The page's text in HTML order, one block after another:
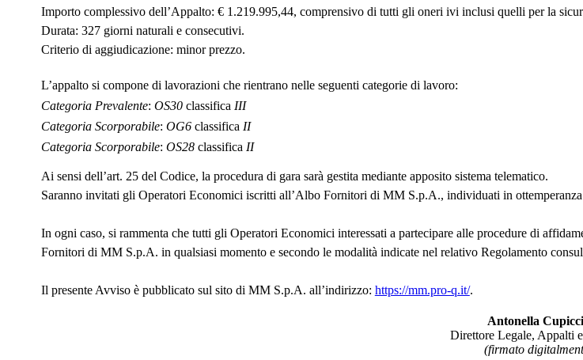
Importo complessivo dell’Appalto: € 1.219.995,44, comprensivo di tutti gli oneri ivi inclusi quelli per la
Durata: 327 giorni naturali e consecutivi.
Criterio di aggiudicazione: minor prezzo.
L’appalto si compone di lavorazioni che rientrano nelle seguenti categorie di lavoro:
Categoria Prevalente: OS30 classifica III
Categoria Scorporabile: OG6classifica II
Categoria Scorporabile: OS28classifica II
Ai sensi dell’art. 25 del Codice, la procedura di gara sarà gestita mediante apposito sistema telematico.
Saranno invitati gli Operatori Economici iscritti all’Albo Fornitori di MM S.p.A., individuati in ottemperanza
In ogni caso, si rammenta che tutti gli Operatori Economici interessati a partecipare alle procedure di
Fornitori di MM S.p.A. in qualsiasi momento e secondo le modalità indicate nel relativo Regolamento
Il presente Avviso è pubblicato sul sito di MM S.p.A. all’indirizzo: https://mm.pro-q.it/.
Antonella
Direttore Legale, Appalti
(firmato